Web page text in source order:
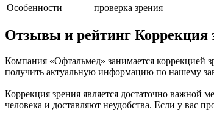
Особенности
проверка зрения
Отзывы и рейтинг Коррекция
Компания «Офтальмед» занимается коррекцией
получить актуальную информацию по нашему
Коррекция зрения является достаточно
человека и доставляют неудобства. Если у вас